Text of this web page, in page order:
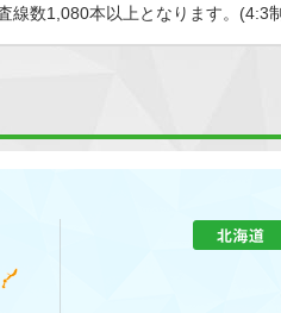
数1,080本以上となります。(4:3